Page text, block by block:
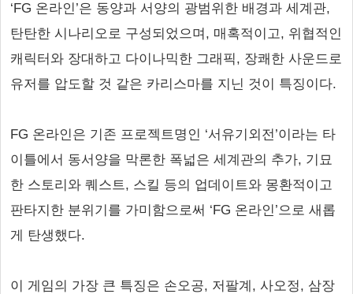
‘FG 온라인’은 동양과 서양의 광범위한 배경과 세계관,
탄탄한 시나리오로 구성되었으며, 매혹적이고, 위협적인
캐릭터와 장대하고 다이나믹한 그래픽, 장쾌한 사운드로
유저를 압도할 것 같은 카리스마를 지닌 것이 특징이다.
FG 온라인은 기존 프로젝트명인 ‘서유기외전’이라는 타
이틀에서 동서양을 막론한 폭넓은 세계관의 추가, 기묘
한 스토리와 퀘스트, 스킬 등의 업데이트와 몽환적이고
판타지한 분위기를 가미함으로써 ‘FG 온라인’으로 새롭
게 탄생했다.
이 게임의 가장 큰 특징은 손오공, 저팔계, 사오정, 삼장